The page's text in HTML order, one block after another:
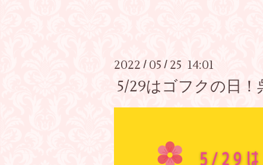
2022 / 05 / 25 14:01
5/29はゴフクの日！